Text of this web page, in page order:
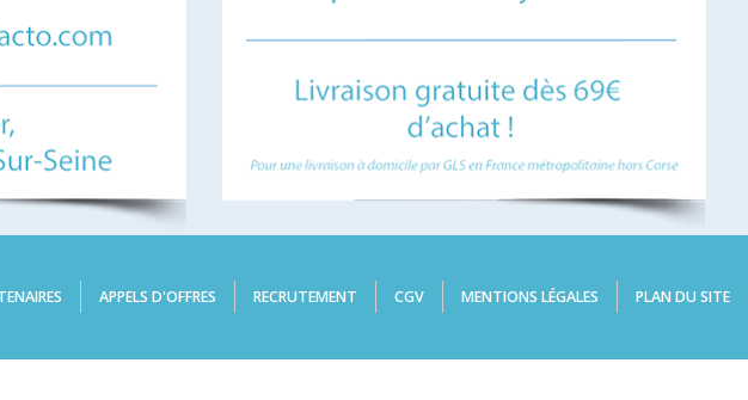
APPELS D'OFFRES RECRUTEMENT CGV MENTIONS LÉGALES PLAN DU SITE